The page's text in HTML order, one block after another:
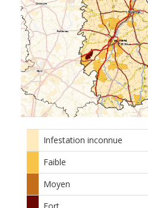
Infestation inconnue
Faible
Moyen
Fort